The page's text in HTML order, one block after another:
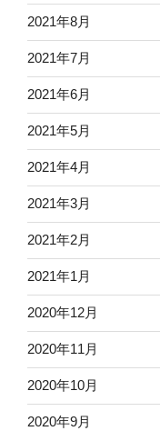
2021年8月
2021年7月
2021年6月
2021年5月
2021年4月
2021年3月
2021年2月
2021年1月
2020年12月
2020年11月
2020年10月
2020年9月